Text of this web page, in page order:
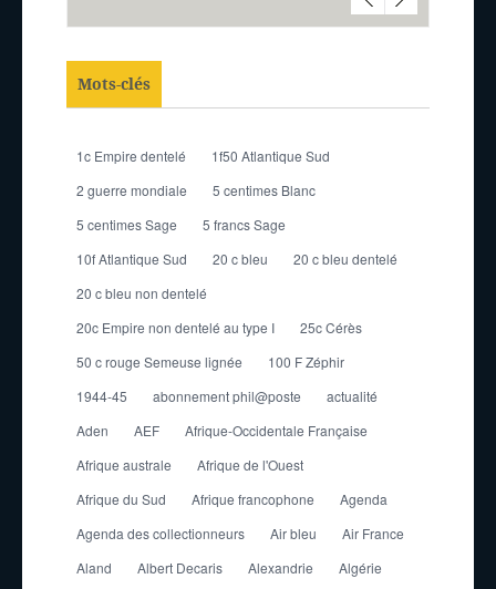
Mots-clés
1c Empire dentelé
1f50 Atlantique Sud
2 guerre mondiale
5 centimes Blanc
5 centimes Sage
5 francs Sage
10f Atlantique Sud
20 c bleu
20 c bleu dentelé
20 c bleu non dentelé
20c Empire non dentelé au type I
25c Cérès
50 c rouge Semeuse lignée
100 F Zéphir
1944-45
abonnement phil@poste
actualité
Aden
AEF
Afrique-Occidentale Française
Afrique australe
Afrique de l'Ouest
Afrique du Sud
Afrique francophone
Agenda
Agenda des collectionneurs
Air bleu
Air France
Aland
Albert Decaris Alexandrie
Algérie